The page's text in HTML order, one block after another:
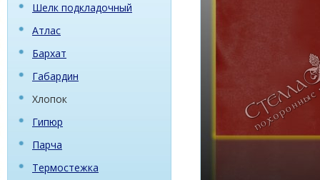
Шелк подкладочный
Атлас
Бархат
Габардин
Хлопок
Гипюр
Парча
Термостежка